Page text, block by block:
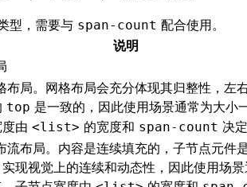
型，需要与 span-count 配合使用。
说明
布局。网格布局会充分体现其归整性，左
top 是一致的，因此使用场景通常为大小
由 <list> 的宽度和 span-count 决定
流布局。内容是连续填充的，子节点元件
现视觉上的连续和动态性，因此使用场